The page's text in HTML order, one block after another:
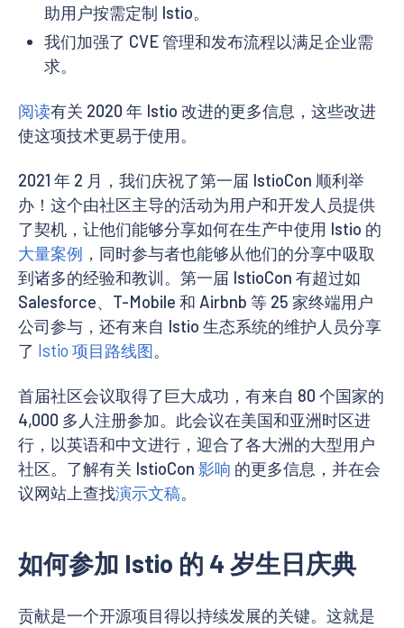
助用户按需定制 Istio。
我们加强了 CVE 管理和发布流程以满足企业需
求。
阅读有关 2020 年 Istio 改进的更多信息，这些改进
使这项技术更易于使用。
2021 年 2 月，我们庆祝了第一届 IstioCon 顺利举
办！这个由社区主导的活动为用户和开发人员提供
了契机，让他们能够分享如何在生产中使用 Istio 的
大量案例 ，同时参与者也能够从他们的分享中吸取
到诸多的经验和教训。第一届 IstioCon 有超过如
Salesforce、T-Mobile 和 Airbnb 等 25 家终端用户
公司参与，还有来自 Istio 生态系统的维护人员分享
了 Istio 项目路线图。
首届社区会议取得了巨大成功，有来自 80 个国家的
4,000 多人注册参加。此会议在美国和亚洲时区进
行，以英语和中文进行，迎合了各大洲的大型用户
社区。了解有关 IstioCon 影响 的更多信息，并在会
议网站上查找演示文稿。
如何参加 Istio 的 4 岁生日庆典
贡献是一个开源项目得以持续发展的关键。这就是